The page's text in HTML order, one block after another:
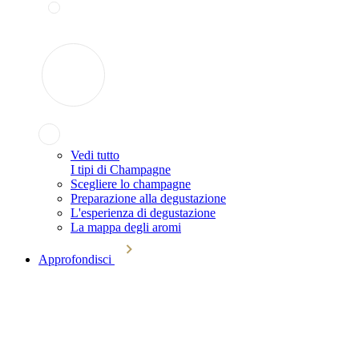
Vedi tutto
I tipi di Champagne
Scegliere lo champagne
Preparazione alla degustazione
L'esperienza di degustazione
La mappa degli aromi
Approfondisci